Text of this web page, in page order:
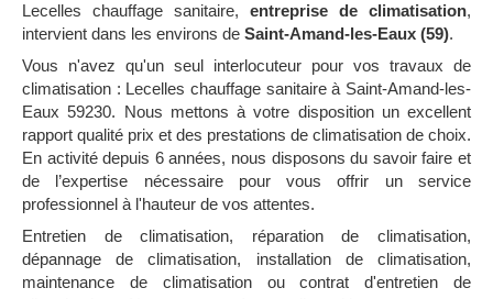
Lecelles chauffage sanitaire, entreprise de climatisation,
intervient dans les environs de Saint-Amand-les-Eaux (59).
Vous n'avez qu'un seul interlocuteur pour vos travaux de
climatisation : Lecelles chauffage sanitaire à Saint-Amand-les-
Eaux 59230. Nous mettons à votre disposition un excellent
rapport qualité prix et des prestations de climatisation de choix.
En activité depuis 6 années, nous disposons du savoir faire et
de l’expertise nécessaire pour vous offrir un service
professionnel à l'hauteur de vos attentes.
Entretien de climatisation, réparation de climatisation,
dépannage de climatisation, installation de climatisation,
maintenance de climatisation ou contrat d'entretien de